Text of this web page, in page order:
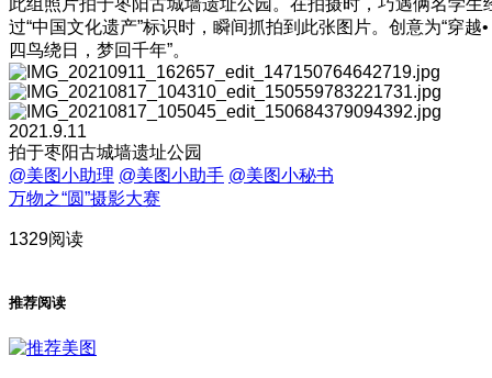
过“中国文化遗产”标识时，瞬间抓拍到此张图片。创意为“穿越•
四鸟绕日，梦回千年”。
2021.9.11
拍于枣阳古城墙遗址公园
@美图小助理 @美图小助手 @美图小秘书
万物之“圆”摄影大赛
1329阅读
推荐阅读